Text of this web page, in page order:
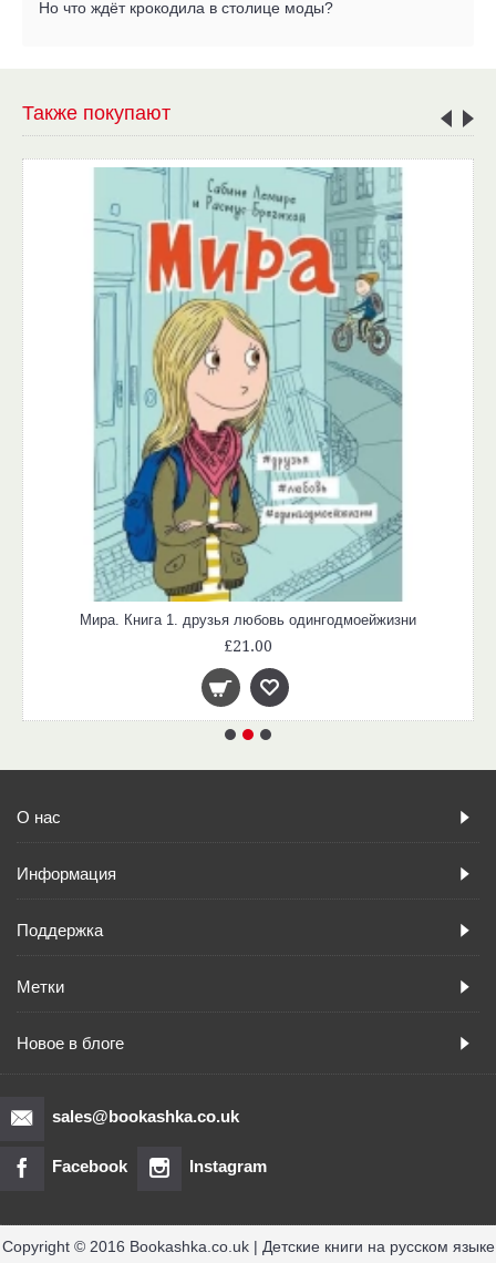
Но что ждёт крокодила в столице моды?
Также покупают
Мира. Книга 1. друзья любовь одингодмоейжизни
£21.00
О нас
Информация
Поддержка
Метки
Новое в блоге
sales@bookashka.co.uk
Facebook Instagram
Copyright © 2016 Bookashka.co.uk | Детские книги на русском языке